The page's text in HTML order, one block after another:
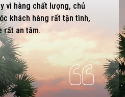
vì hàng chất lượng, chủ
khách hàng rất tận tình,
rất an tâm.